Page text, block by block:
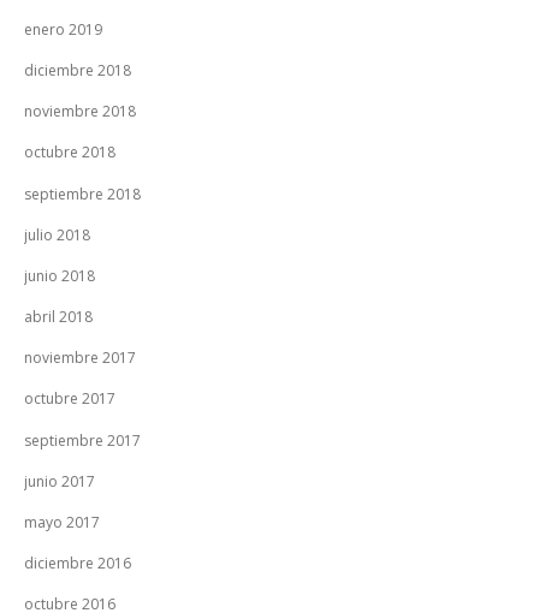
enero 2019
diciembre 2018
noviembre 2018
octubre 2018
septiembre 2018
julio 2018
junio 2018
abril 2018
noviembre 2017
octubre 2017
septiembre 2017
junio 2017
mayo 2017
diciembre 2016
octubre 2016